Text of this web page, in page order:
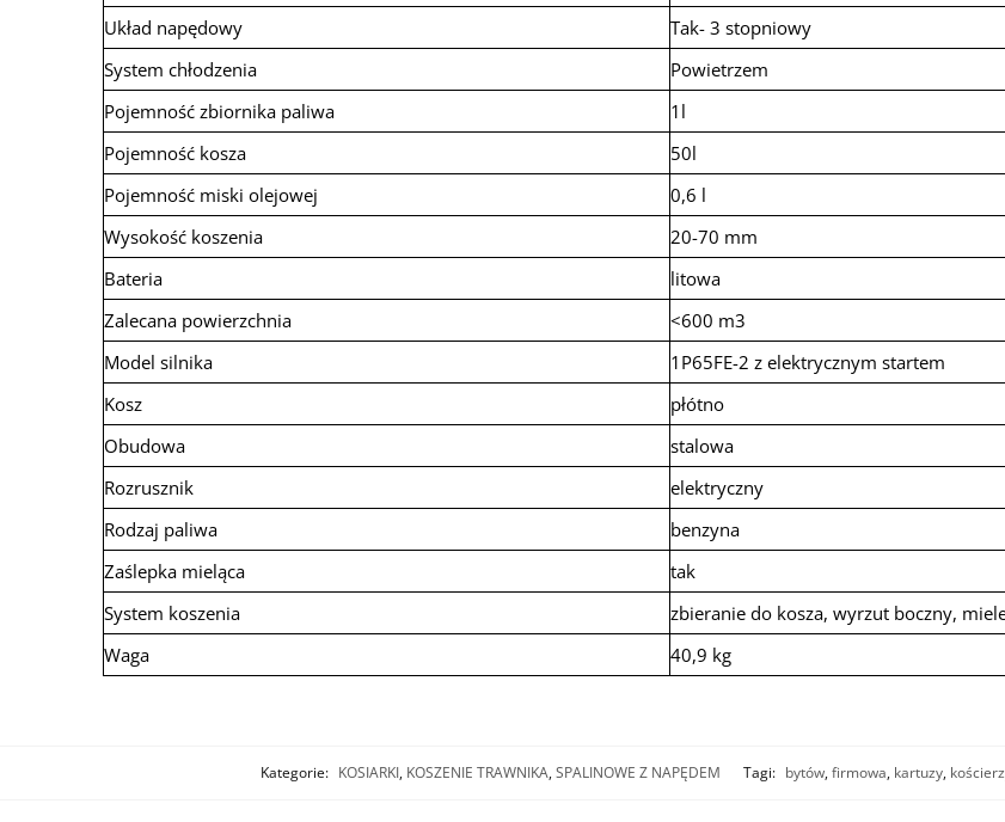
Układ napędowy
Tak- 3 stopniowy
System chłodzenia
Powietrzem
Pojemność zbiornika paliwa
1l
Pojemność kosza
50l
Pojemność miski olejowej
0,6 l
Wysokość koszenia
20-70 mm
Bateria
litowa
Zalecana powierzchnia
<600 m3
Model silnika
1P65FE-2 z elektrycznym startem
Kosz
płótno
Obudowa
stalowa
Rozrusznik
elektryczny
Rodzaj paliwa
benzyna
Zaślepka mieląca
tak
System koszenia
zbieranie do kosza, wyrzut boczny,
Waga
40,9 kg
Kategorie: KOSIARKI, KOSZENIE TRAWNIKA,SPALINOWE Z NAPĘDEM Tagi: bytów,firmowa, kartuzy,